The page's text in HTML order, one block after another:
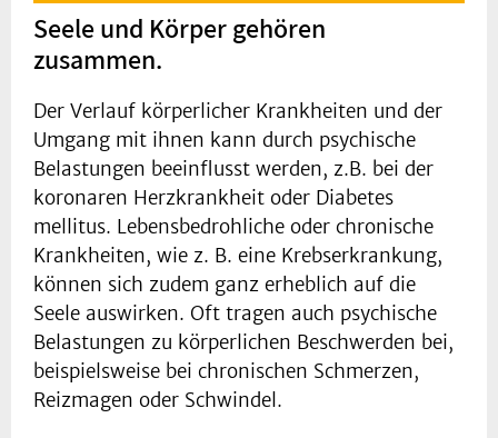
Seele und Körper gehören
zusammen.
Der Verlauf körperlicher Krankheiten und der
Umgang mit ihnen kann durch psychische
Belastungen beeinflusst werden, z.B. bei der
koronaren Herzkrankheit oder Diabetes
mellitus. Lebensbedrohliche oder chronische
Krankheiten, wie z. B. eine Krebserkrankung,
können sich zudem ganz erheblich auf die
Seele auswirken. Oft tragen auch psychische
Belastungen zu körperlichen Beschwerden bei,
beispielsweise bei chronischen Schmerzen,
Reizmagen oder Schwindel.